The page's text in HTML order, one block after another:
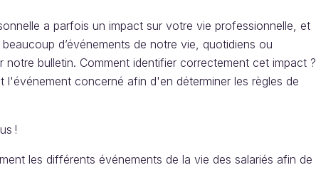
a parfois un impact sur votre vie professionnelle, et
d’événements de notre vie, quotidiens ou
bulletin. Comment identifier correctement cet impact ?
l'événement concerné afin d'en déterminer les règles de
!
les différents événements de la vie des salariés afin de